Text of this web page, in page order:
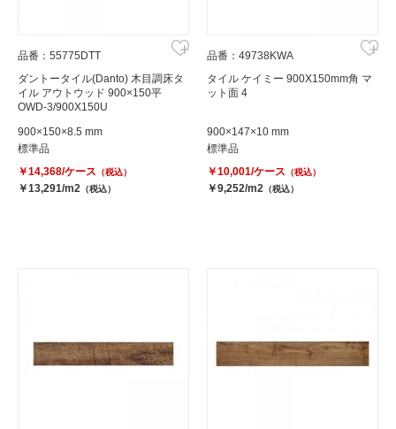
品番：55775DTT
ダントータイル(Danto) 木目調床タ
イル アウトウッド 900×150平
OWD-3/900X150U
900×150×8.5 mm
標準品
￥14,368/ケース （税込）
￥13,291/m2 （税込）
品番：49738KWA
タイル ケイミー 900X150mm角 マ
ット面 4
900×147×10 mm
標準品
￥10,001/ケース （税込）
￥9,252/m2 （税込）